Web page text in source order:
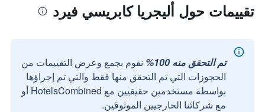
تقييمات حول أليجريا كابريسي فيرد
تم التحقق منه 100%
نقوم بجمع وعرض التقييمات من
الحجوزات التي تم التحقق منها فقط والتي تم إجراؤها
بواسطة مستخدمين حقيقيين مع HotelsCombined أو
مع شركائنا الخارجيين الموثوقين.